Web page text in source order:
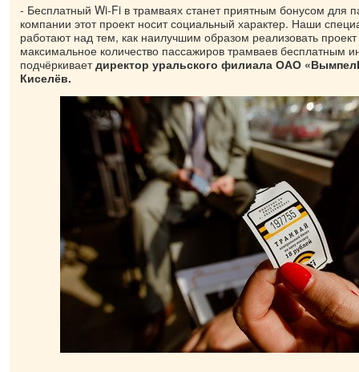
- Бесплатный Wi-Fi в трамваях станет приятным бонусом для
компании этот проект носит социальный характер. Наши
работают над тем, как наилучшим образом реализовать
максимальное количество пассажиров трамваев бесплатным
подчёркиваетдиректор уральского филиала ОАО
Киселёв.